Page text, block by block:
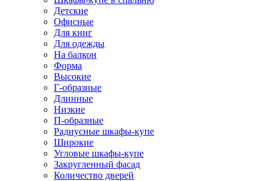
Детские
Офисные
Для книг
Для одежды
На балкон
Форма
Высокие
Г-образные
Длинные
Низкие
П-образные
Радиусные шкафы-купе
Широкие
Угловые шкафы-купе
Закругленный фасад
Количество дверей